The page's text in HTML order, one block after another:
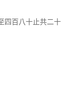
四百八十止共二十